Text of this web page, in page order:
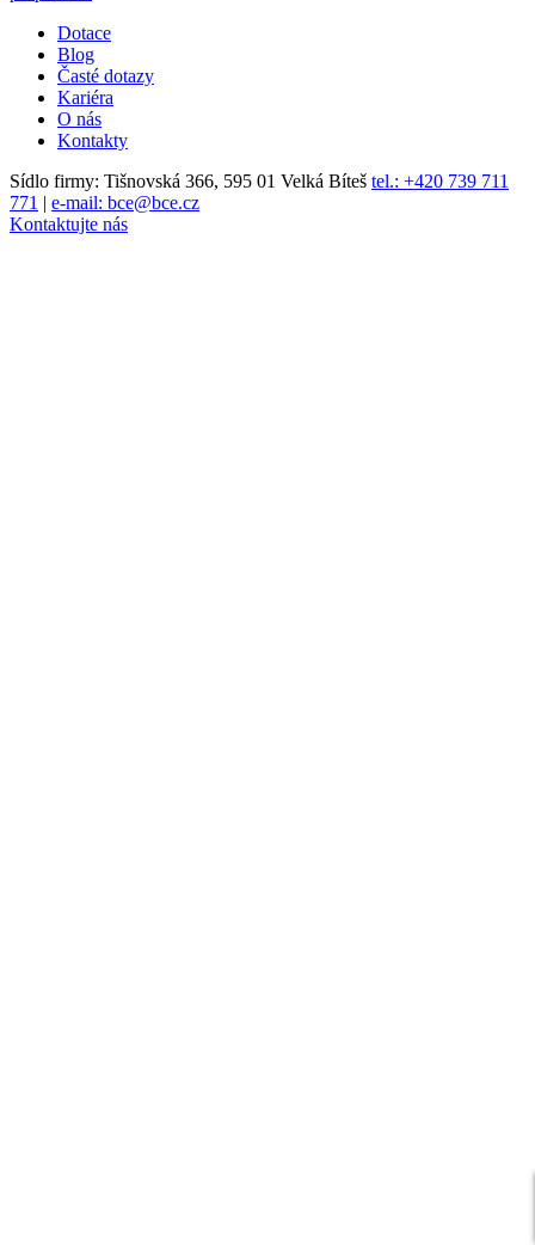
Dotace
Blog
Časté dotazy
Kariéra
O nás
Kontakty
Sídlo firmy: Tišnovská 366, 595 01 Velká Bíteš tel.: +420 739 711
771 | e-mail: bce@bce.cz
Kontaktujte nás